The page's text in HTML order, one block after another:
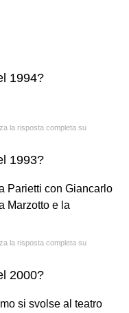
1994?
la risposta completa su
1993?
Parietti con Giancarlo
Marzotto e la
la risposta completa su
2000?
si svolse al teatro